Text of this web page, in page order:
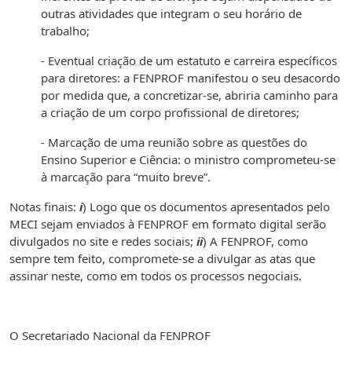
outras atividades que integram o seu horário de
trabalho;
- Eventual criação de um estatuto e carreira específicos
para diretores: a FENPROF manifestou o seu desacordo
por medida que, a concretizar-se, abriria caminho para
a criação de um corpo profissional de diretores;
- Marcação de uma reunião sobre as questões do
Ensino Superior e Ciência: o ministro comprometeu-se
à marcação para “muito breve”.
Notas finais: i) Logo que os documentos apresentados pelo
MECI sejam enviados à FENPROF em formato digital serão
divulgados no site e redes sociais; ii) A FENPROF, como
sempre tem feito, compromete-se a divulgar as atas que
assinar neste, como em todos os processos negociais.
O Secretariado Nacional da FENPROF